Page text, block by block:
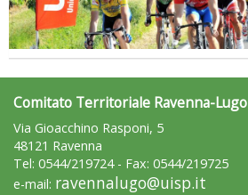
Comitato Territoriale Ravenna-Lugo
Via Gioacchino Rasponi, 5
48121 Ravenna
Tel: 0544/219724 - Fax: 0544/219725
e-mail: ravennalugo@uisp.it